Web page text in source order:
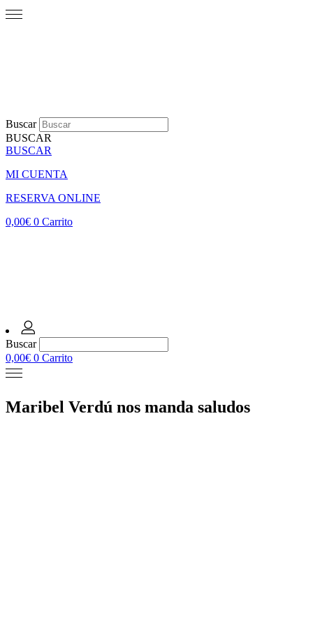
Buscar
BUSCAR
BUSCAR
MI CUENTA
RESERVA ONLINE
0,00€ 0 Carrito
Buscar
0,00€ 0 Carrito
Maribel Verdú nos manda saludos